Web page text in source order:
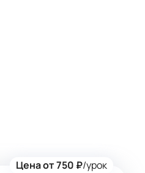
Цена от 750 ₽/урок